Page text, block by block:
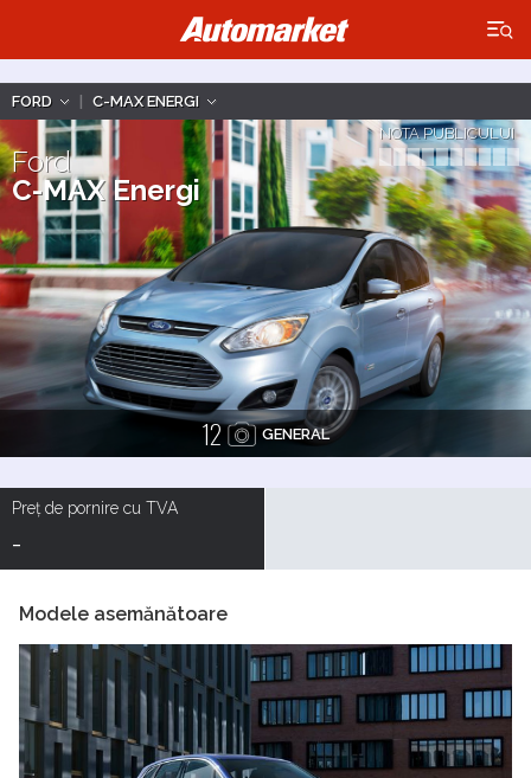
×
FORD | C-MAX ENERGI
Ford
C-MAX Energi
NOTA PUBLICULUI
12 GENERAL
Preț de pornire cu TVA
-
Modele asemănătoare